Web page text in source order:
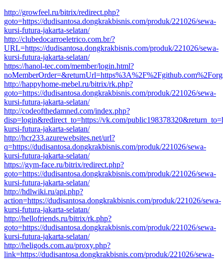
http://growfeel.ru/bitrix/redirect.php?
goto=https://dudisantosa.dongkrakbisnis.com/produk/221026/sewa-
kursi-futura-jakarta-selatan/
http://clubedocarroeletrico.com.br/?
URL=https://dudisantosa.dongkrakbisnis.com/produk/221026/sewa-
kursi-futura-jakarta-selatan/
https://hanol-tec.com/member/login.html?
http://happyhome-mebel.ru/bitrix/rk.php?
goto=https://dudisantosa.dongkrakbisnis.com/produk/221026/sewa-
kursi-futura-jakarta-selatan/
http://codeofthedamned.com/index.php?
disp=login&redirect_to=https://vk.com/
kursi-futura-jakarta-selatan/
http://hcr233.azurewebsites.net/url?
q=https://dudisantosa.dongkrakbisnis.com/produk/221026/sewa-
kursi-futura-jakarta-selatan/
https://gym-face.ru/bitrix/redirect.php?
goto=https://dudisantosa.dongkrakbisnis.com/produk/221026/sewa-
kursi-futura-jakarta-selatan/
http://hdlwiki.ru/api.php?
action=https://dudisantosa.dongkrakbisnis.com/produk/221026/sewa-
kursi-futura-jakarta-selatan/
http://hellofriends.ru/bitrix/rk.php?
goto=https://dudisantosa.dongkrakbisnis.com/produk/221026/sewa-
kursi-futura-jakarta-selatan/
http://heligods.com.au/proxy.php?
link=https://dudisantosa.dongkrakbisnis.com/produk/221026/sewa-